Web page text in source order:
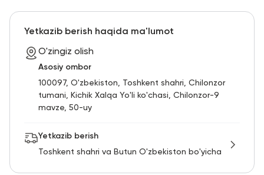
Yetkazib berish haqida ma'lumot
O'zingiz olish
Asosiy ombor
100097, O'zbekiston, Toshkent shahri, Chilonzor
tumani, Kichik Xalqa Yo'li ko'chasi, Chilonzor-9
mavze, 50-uy
Yetkazib berish
Toshkent shahri va Butun O'zbekiston bo'yicha